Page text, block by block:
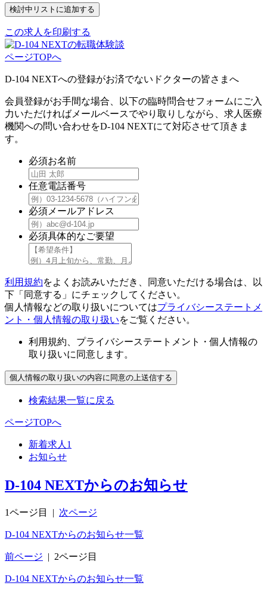
この求人を印刷する
ページTOPへ
D-104 NEXTへの登録がお済でないドクターの皆さまへ
会員登録がお手間な場合、以下の臨時問合せフォームにご入
力いただければメールベースでやり取りしながら、求人医療
機関への問い合わせをD-104 NEXTにて対応させて頂きま
す。
必須お名前
任意電話番号
必須 メールアドレス
必須具体的なご要望
利用規約をよくお読みいただき、同意いただける場合は、以
下「同意する」にチェックしてください。
個人情報などの取り扱いについてはプライバシーステートメ
ント・個人情報の取り扱いをご覧ください。
利用規約、プライバシーステートメント・個人情報の
取り扱いに同意します。
検索結果一覧に戻る
ページTOPへ
新着求人 1
お知らせ
D-104 NEXTからのお知らせ
1ページ目 | 次ページ
D-104 NEXTからのお知らせ一覧
前ページ | 2ページ目
D-104 NEXTからのお知らせ一覧